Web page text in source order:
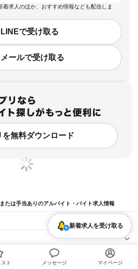
着求人のほか、おすすめ情報なども配信しま
LINEで受け取る
メールで受け取る
を無料ダウンロード
たは手当ありのアルバイト・バイト求人情報
新着求人を受け取る
ト メッセージ マイページ